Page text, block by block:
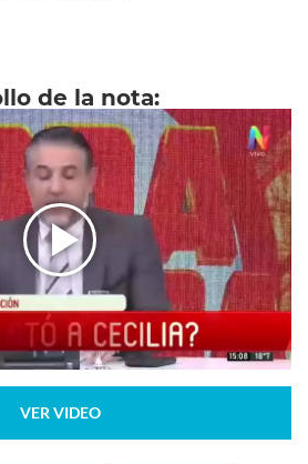
de la nota:
VER VIDEO